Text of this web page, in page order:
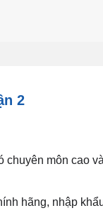
2
môn cao
hãng, nhập